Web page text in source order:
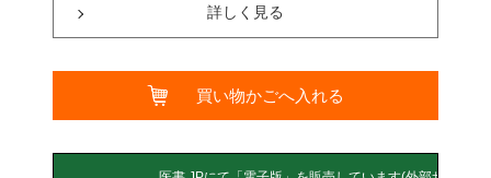
詳しく見る
買い物かごへ入れる